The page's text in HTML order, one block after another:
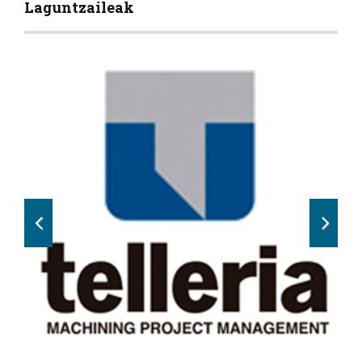
Laguntzaileak
Previous Next